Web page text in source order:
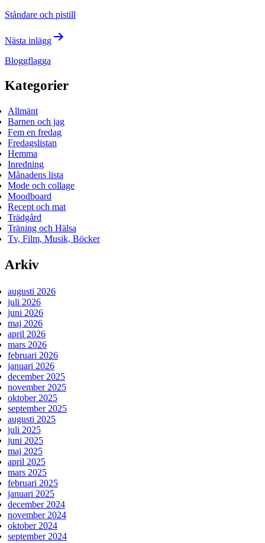
Ståndare och pistill
Nästa inlägg
Bloggflagga
Kategorier
Allmänt
Barnen och jag
Fem en fredag
Fredagslistan
Hemma
Inredning
Månadens lista
Mode och collage
Moodboard
Recept och mat
Trädgård
Träning och Hälsa
Tv, Film, Musik, Böcker
Arkiv
augusti 2026
juli 2026
juni 2026
maj 2026
april 2026
mars 2026
februari 2026
januari 2026
december 2025
november 2025
oktober 2025
september 2025
augusti 2025
juli 2025
juni 2025
maj 2025
april 2025
mars 2025
februari 2025
januari 2025
december 2024
november 2024
oktober 2024
september 2024